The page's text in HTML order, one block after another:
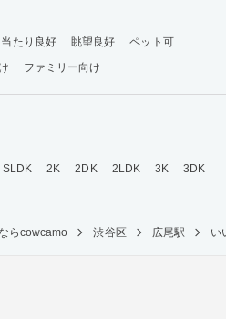
当たり良好 眺望良好
ペット可
ファミリー向け
SLDK 2K 2DK 2LDK 3K
3DK
らcowcamo 渋谷区 広尾駅 い